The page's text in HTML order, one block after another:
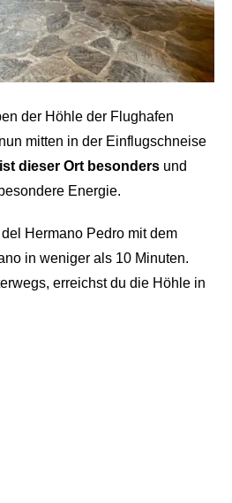
der Höhle der Flughafen
mitten in der Einflugschneise
ist dieser Ort besonders und
Energie.
Hermano Pedro mit dem
in weniger als 10 Minuten.
erreichst du die Höhle in